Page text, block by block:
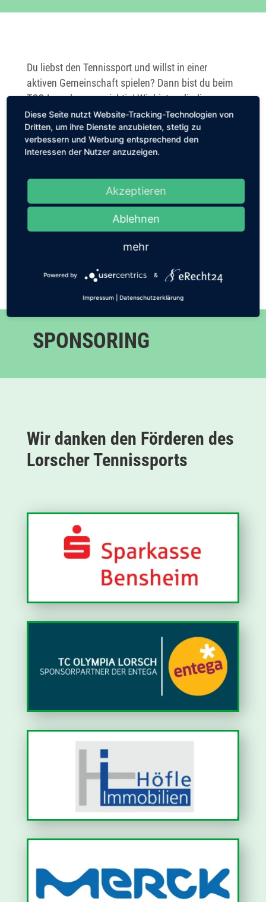
Du liebst den Tennissport und willst in einer
aktiven Gemeinschaft spielen? Dann bist du beim
TCO Lorsch genau richtig! Wir bieten dir die
Möglichkeit, deine Leidenschaft für Tennis
auszuleben und dabei neue Freunde zu finden.
Unsere qualifizierten Trainer unterstützen dich bei
der Verbesserung deiner Technik und Fitness.
Werde jetzt Teil unserer großartigen
Tennisgemeinschaft und melde dich noch heute
an!
MELDE DICH JETZT AN!
SPONSORING
Wir danken den Förderen des
Lorscher Tennissports
Diese Seite nutzt Website-Tracking-Technologien von
Dritten, um ihre Dienste anzubieten, stetig zu
verbessern und Werbung entsprechend den
Interessen der Nutzer anzuzeigen.
Akzeptieren
Ablehnen
mehr
Powered by &
Impressum Datenschutzerklärung